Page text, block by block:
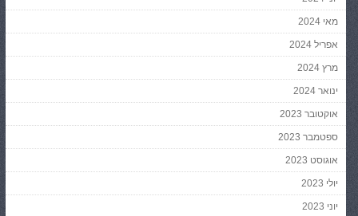
מאי 2024
אפריל 2024
מרץ 2024
ינואר 2024
אוקטובר 2023
ספטמבר 2023
אוגוסט 2023
יולי 2023
יוני 2023